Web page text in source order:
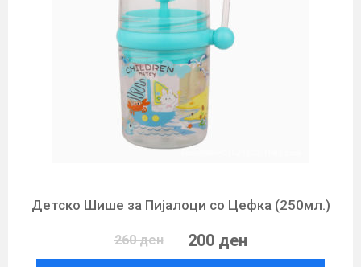
Детско Шише за Пијалоци со Цефка (250мл.)
260 ден 200 ден